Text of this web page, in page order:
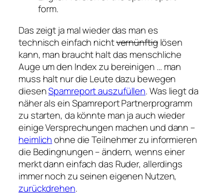
form.
Das zeigt ja mal wieder das man es
technisch einfach nichtvernünftiglösen
kann, man braucht halt das menschliche
Auge um den Index zu bereinigen … man
muss halt nur die Leute dazu bewegen
diesenSpamreport auszufüllen. Was liegt da
näher als ein Spamreport Partnerprogramm
zu starten, da könnte man ja auch wieder
einige Versprechungen machen und dann –
heimlichohne die Teilnehmer zu informieren
die Bedingnungen – ändern, wenns einer
merkt dann einfach das Ruder, allerdings
immer noch zu seinen eigenen Nutzen,
zurückdrehen.